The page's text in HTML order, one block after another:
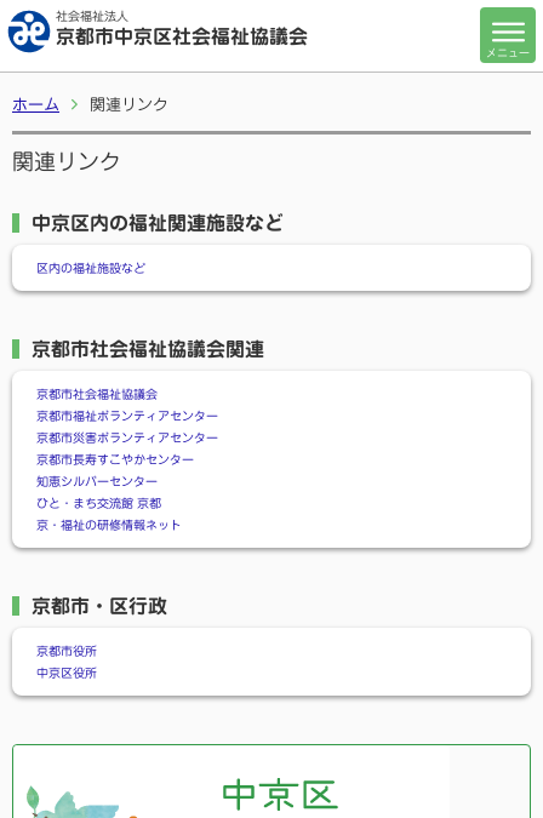
社会福祉法人
京都市中京区社会福祉協議会
メニュー
ホーム 関連リンク
関連リンク
中京区内の福祉関連施設など
区内の福祉施設など
京都市社会福祉協議会関連
京都市社会福祉協議会
京都市福祉ボランティアセンター
京都市災害ボランティアセンター
京都市長寿すこやかセンター
知恵シルバーセンター
ひと・まち交流館 京都
京・福祉の研修情報ネット
京都市・区行政
京都市役所
中京区役所